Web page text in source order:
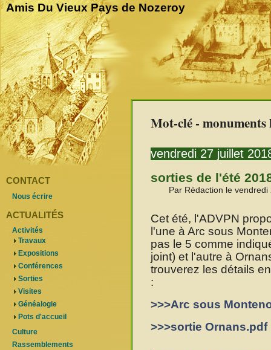
Amis Du Vieux Pays de Nozeroy
Mot-clé -
vendredi 27 juillet
sorties de l'été
Par Rédaction le
Cet été, l'ADVPN
l'une à Arc sous
pas le 5 comme
joint) et l'autre à
trouverez les détails
:
>>>Arc sous
>>>sortie Ornans.pdf
CONTACT
Nous écrire
ACTUALITÉS
Activités
Travaux
Expositions
Conférences
Sorties
Visites
Généalogie
Pots d'accueil
Culture
Rassemblements